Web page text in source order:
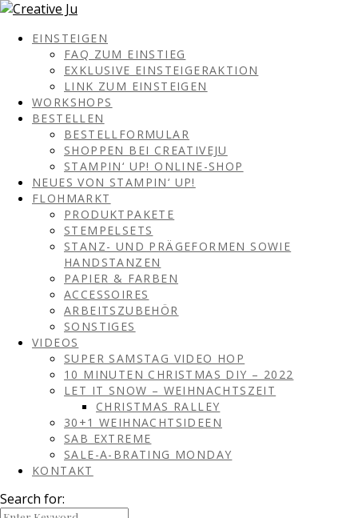
EINSTEIGEN
FAQ ZUM EINSTIEG
EXKLUSIVE EINSTEIGERAKTION
LINK ZUM EINSTEIGEN
WORKSHOPS
BESTELLEN
BESTELLFORMULAR
SHOPPEN BEI CREATIVEJU
STAMPIN‘ UP! ONLINE-SHOP
NEUES VON STAMPIN‘ UP!
FLOHMARKT
PRODUKTPAKETE
STEMPELSETS
STANZ- UND PRÄGEFORMEN SOWIE
HANDSTANZEN
PAPIER & FARBEN
ACCESSOIRES
ARBEITSZUBEHÖR
SONSTIGES
VIDEOS
SUPER SAMSTAG VIDEO HOP
10 MINUTEN CHRISTMAS DIY – 2022
LET IT SNOW – WEIHNACHTSZEIT
CHRISTMAS RALLEY
30+1 WEIHNACHTSIDEEN
SAB EXTREME
SALE-A-BRATING MONDAY
KONTAKT
Search for: